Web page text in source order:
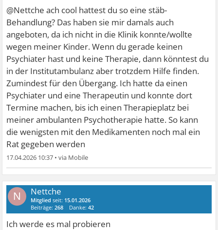
@Nettche ach cool hattest du so eine stäb-
Behandlung? Das haben sie mir damals auch
angeboten, da ich nicht in die Klinik konnte/wollte
wegen meiner Kinder. Wenn du gerade keinen
Psychiater hast und keine Therapie, dann könntest du
in der Institutambulanz aber trotzdem Hilfe finden.
Zumindest für den Übergang. Ich hatte da einen
Psychiater und eine Therapeutin und konnte dort
Termine machen, bis ich einen Therapieplatz bei
meiner ambulanten Psychotherapie hatte. So kann
die wenigsten mit den Medikamenten noch mal ein
Rat gegeben werden
17.04.2026 10:37 •
N Nettche
Mitglied seit: 15.01.2026
Beiträge:268 Danke:42
Ich werde es mal probieren